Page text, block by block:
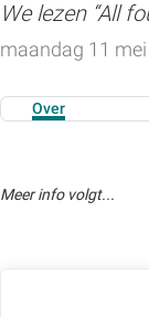
We lezen “All
maandag 11
Over
Meer info volgt...
Zoeken